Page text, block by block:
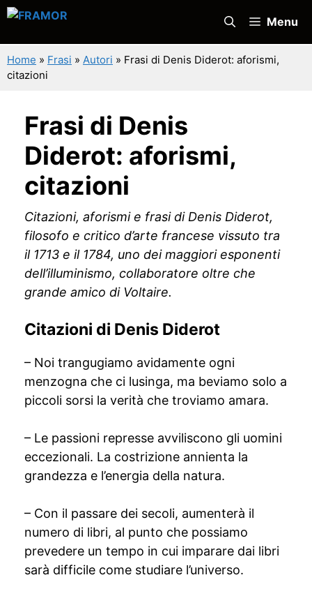
Vai
contenuto
Menu
Home » Frasi » Autori » Frasi di Denis Diderot: aforismi,
citazioni
Frasi di Denis
Diderot: aforismi,
citazioni
Citazioni, aforismi e frasi di Denis Diderot,
filosofo e critico d’arte francese vissuto tra
il 1713 e il 1784, uno dei maggiori esponenti
dell’illuminismo, collaboratore oltre che
grande amico di Voltaire.
Citazioni di Denis Diderot
– Noi trangugiamo avidamente ogni
menzogna che ci lusinga, ma beviamo solo a
piccoli sorsi la verità che troviamo amara.
– Le passioni represse avviliscono gli uomini
eccezionali. La costrizione annienta la
grandezza e l’energia della natura.
– Con il passare dei secoli, aumenterà il
numero di libri, al punto che possiamo
prevedere un tempo in cui imparare dai libri
sarà difficile come studiare l’universo.